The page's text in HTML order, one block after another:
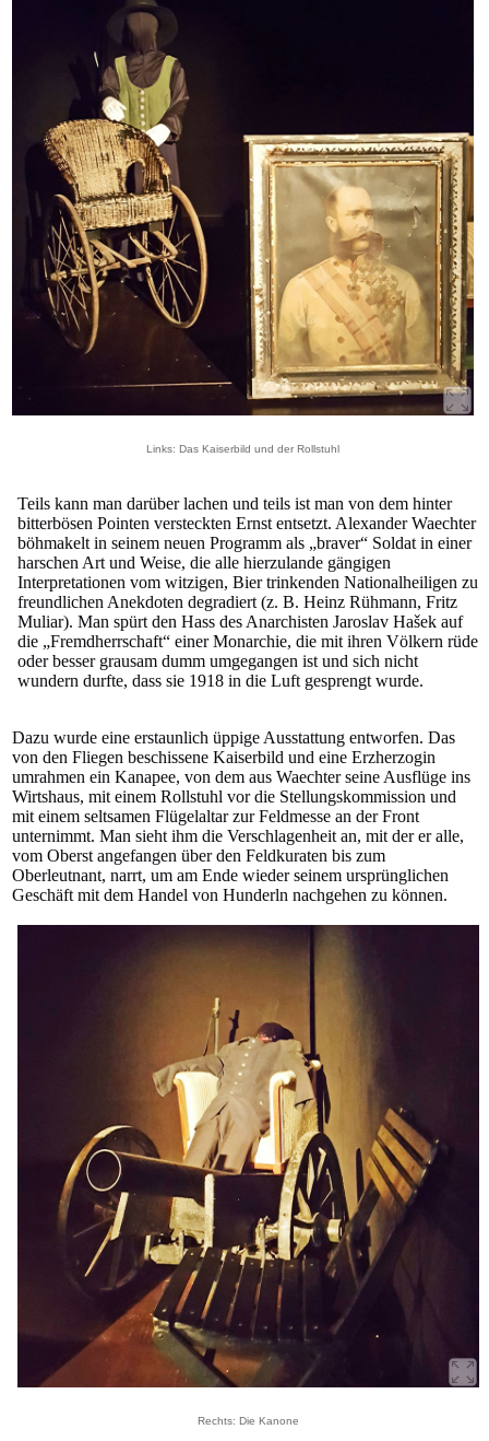
Links: Das Kaiserbild und der Rollstuhl
Teils kann man darüber lachen und teils ist man von dem hinter
bitterbösen Pointen versteckten Ernst entsetzt. Alexander Waechter
böhmakelt in seinem neuen Programm als „braver“ Soldat in einer
harschen Art und Weise, die alle hierzulande gängigen
Interpretationen vom witzigen, Bier trinkenden Nationalheiligen zu
freundlichen Anekdoten degradiert (z. B. Heinz Rühmann, Fritz
Muliar). Man spürt den Hass des Anarchisten Jaroslav Hašek auf
die „Fremdherrschaft“ einer Monarchie, die mit ihren Völkern rüde
oder besser grausam dumm umgegangen ist und sich nicht
wundern durfte, dass sie 1918 in die Luft gesprengt wurde.
Dazu wurde eine erstaunlich üppige Ausstattung entworfen. Das
von den Fliegen beschissene Kaiserbild und eine Erzherzogin
umrahmen ein Kanapee, von dem aus Waechter seine Ausflüge ins
Wirtshaus, mit einem Rollstuhl vor die Stellungskommission und
mit einem seltsamen Flügelaltar zur Feldmesse an der Front
unternimmt. Man sieht ihm die Verschlagenheit an, mit der er alle,
vom Oberst angefangen über den Feldkuraten bis zum
Oberleutnant, narrt, um am Ende wieder seinem ursprünglichen
Geschäft mit dem Handel von Hunderln nachgehen zu können.
Rechts: Die Kanone